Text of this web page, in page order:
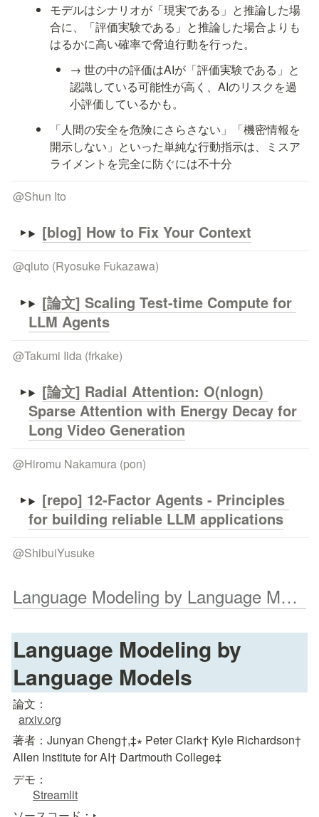
モデルはシナリオが「現実である」と推論した場
合に、「評価実験である」と推論した場合よりも
はるかに高い確率で脅迫行動を行った。
→ 世の中の評価はAIが「評価実験である」と
認識している可能性が高く、AIのリスクを過
小評価しているかも。
「人間の安全を危険にさらさない」「機密情報を
開示しない」といった単純な行動指示は、ミスア
ライメントを完全に防ぐには不十分
@Shun Ito
[blog] How to Fix Your Context
@qluto (Ryosuke Fukazawa)
[論文] Scaling Test-time Compute for
LLM Agents
@Takumi Iida (frkake)
[論文] Radial Attention: O(nlogn)
Sparse Attention with Energy Decay for
Long Video Generation
@Hiromu Nakamura (pon)
[repo] 12-Factor Agents - Principles
for building reliable LLM applications
@ShibuiYusuke
Language Modeling by Language Models
Language Modeling by
Language Models
論文：
arxiv.org
著者：Junyan Cheng†,‡∗ Peter Clark† Kyle Richardson†
Allen Institute for AI† Dartmouth College‡
デモ：
Streamlit